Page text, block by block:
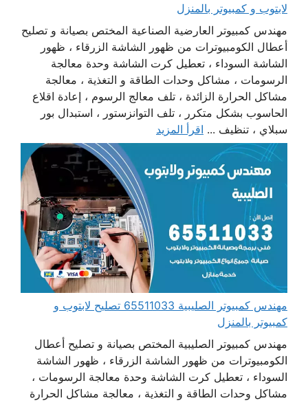
لابتوب و كمبيوتر بالمنزل
مهندس كمبيوتر العارضية الصناعية المختص بصيانة و تصليح
أعطال الكومبيوترات من ظهور الشاشة الزرقاء ، ظهور
الشاشة السوداء ، تعطيل كرت الشاشة وحدة معالجة
الرسومات ، مشاكل وحدات الطاقة و التغذية ، معالجة
مشاكل الحرارة الزائدة ، تلف معالج الرسوم ، إعادة اقلاع
الحاسوب بشكل متكرر ، تلف التوانزستور ، استبدال بور
سبلاي ، تنظيف ... اقرأ المزيد
مهندس كمبيوتر الصليبية 65511033 تصليح لابتوب و
كمبيوتر بالمنزل
مهندس كمبيوتر الصليبية المختص بصيانة و تصليح أعطال
الكومبيوترات من ظهور الشاشة الزرقاء ، ظهور الشاشة
السوداء ، تعطيل كرت الشاشة وحدة معالجة الرسومات ،
مشاكل وحدات الطاقة و التغذية ، معالجة مشاكل الحرارة